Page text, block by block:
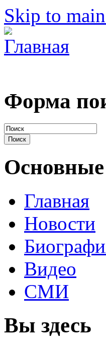
Skip to
Форма
Главная
Новости
Видео
СМИ
Вы здесь